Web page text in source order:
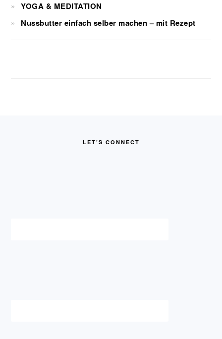
YOGA & MEDITATION
Nussbutter einfach selber machen – mit Rezept
LET’S CONNECT